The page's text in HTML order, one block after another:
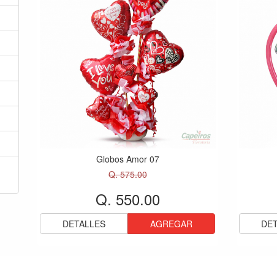
Globos Amor 07
Q. 575.00
Q. 550.00
DETALLES AGREGAR